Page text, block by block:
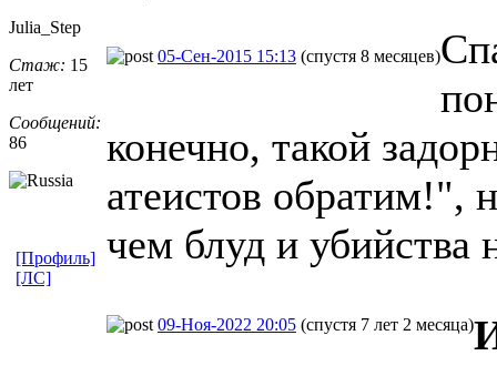
Julia_Step
Стаж: 15
лет
Сообщений:
86
05-Сен-2015 15:13 (спустя 8 месяцев)
конечно, такой
атеистов обратим!",
чем блуд и убийства
[Профиль]
[ЛС]
09-Ноя-2022 20:05 (спустя 7 лет 2 месяца)